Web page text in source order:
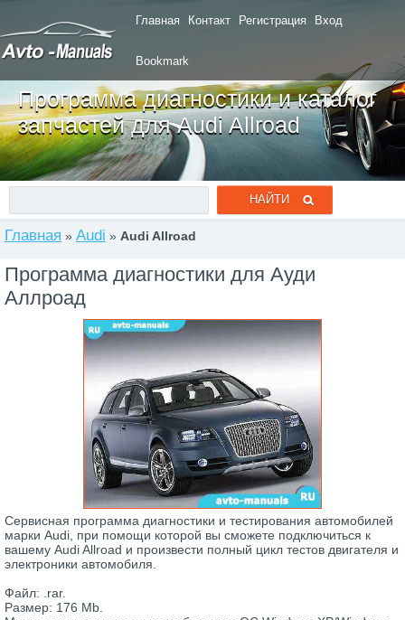
Главная Контакт Регистрация Вход
Bookmark
Программа диагностики и каталог
запчастей для Audi Allroad
Главная » Audi » Audi Allroad
Программа диагностики для Ауди
Аллроад
Сервисная программа диагностики и тестирования автомобилей
марки Audi, при помощи которой вы сможете подключиться к
вашему Audi Allroad и произвести полный цикл тестов двигателя и
электроники автомобиля.
Файл: .rar.
Размер: 176 Mb.